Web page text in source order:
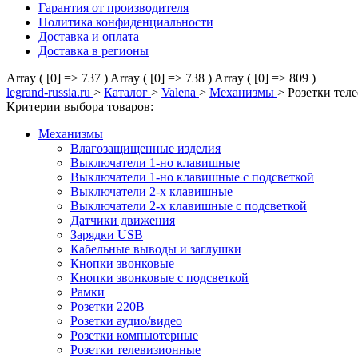
Гарантия от производителя
Политика конфиденциальности
Доставка и оплата
Доставка в регионы
Array ( [0] => 737 ) Array ( [0] => 738 ) Array ( [0] => 809 )
legrand-russia.ru > Каталог > Valena > Механизмы > Розетки
Критерии выбора товаров:
Механизмы
Влагозащищенные изделия
Выключатели 1-но клавишные
Выключатели 1-но клавишные с подсветкой
Выключатели 2-х клавишные
Выключатели 2-х клавишные с подсветкой
Датчики движения
Зарядки USB
Кабельные выводы и заглушки
Кнопки звонковые
Кнопки звонковые с подсветкой
Рамки
Розетки 220В
Розетки аудио/видео
Розетки компьютерные
Розетки телевизионные